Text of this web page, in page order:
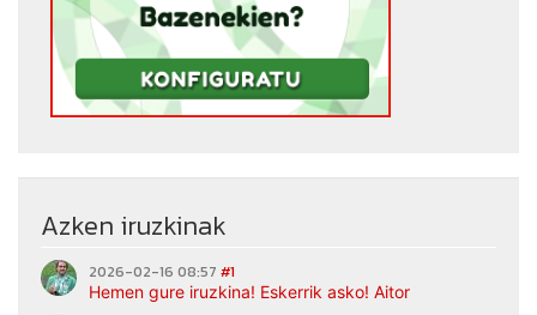
Azken iruzkinak
2026-02-16 08:57 #1
Hemen gure iruzkina! Eskerrik asko! Aitor